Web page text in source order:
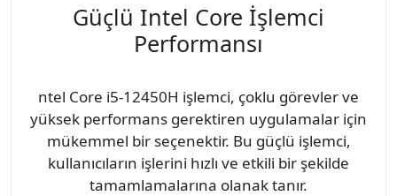
Güçlü Intel Core İşlemci
Performansı
ntel Core i5-12450H işlemci, çoklu görevler ve
yüksek performans gerektiren uygulamalar için
mükemmel bir seçenektir. Bu güçlü işlemci,
kullanıcıların işlerini hızlı ve etkili bir şekilde
tamamlamalarına olanak tanır.